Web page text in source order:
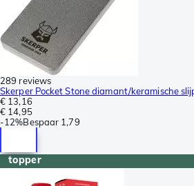
289 reviews
Skerper Pocket Stone diamant/keramische
€ 13,16
€ 14,95
-12%Bespaar 1,79
topper